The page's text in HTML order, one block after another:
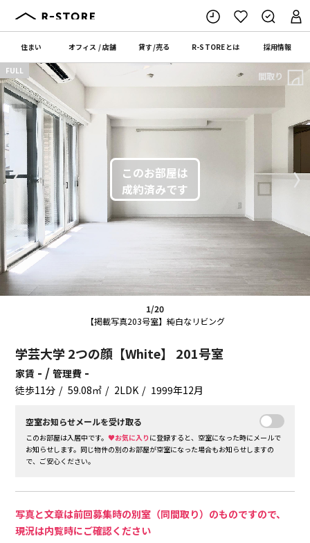
住まい オフィス /店舗 貸す/売る R-STOREとは 採用情報
1/20
【掲載写真203号室】純白なリビング
〈 〉
FULL 間取り
学芸大学 2つの顔【White】 201号室
家賃 - /管理費 -
徒歩11分 59.08㎡ 2LDK 1999年12月
空室お知らせメールを受け取る
このお部屋は入居中です。♥お気に入り に登録すると、空室になった時にメールで
お知らせします。同じ物件の別のお部屋が空室になった場合もお知らせしますの
で、ご安心ください。
写真と文章は前回募集時の別室（同間取り）のものですので、
現況は内覧時にご確認ください